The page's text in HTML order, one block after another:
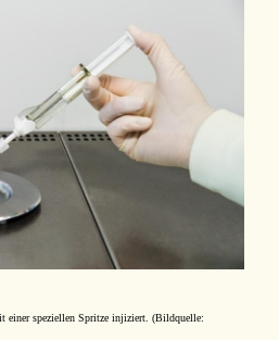
einer speziellen Spritze injiziert. (Bildquelle: